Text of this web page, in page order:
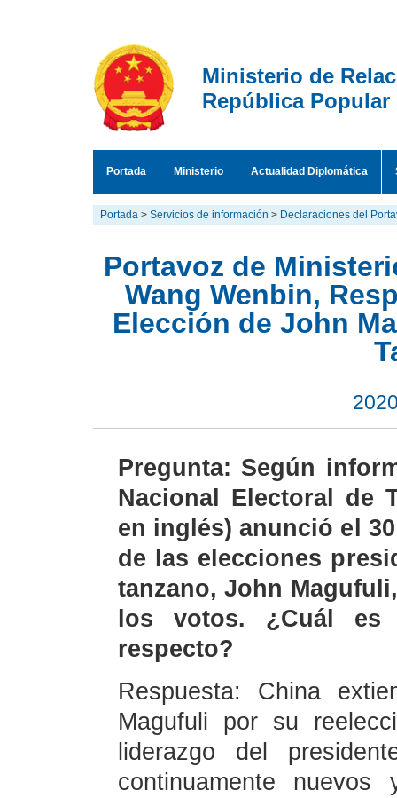
Ministerio de
República Popular
Portada Ministerio Actualidad Diplomática
Portada > Servicios de información > Declaraciones del
Portavoz de
Wang Wenbin,
Elección de John
Pregunta: Según
Nacional Electoral de
en inglés) anunció el
de las elecciones
tanzano, John
los votos. ¿Cuál
respecto?
Respuesta: China
Magufuli por su
liderazgo del
continuamente